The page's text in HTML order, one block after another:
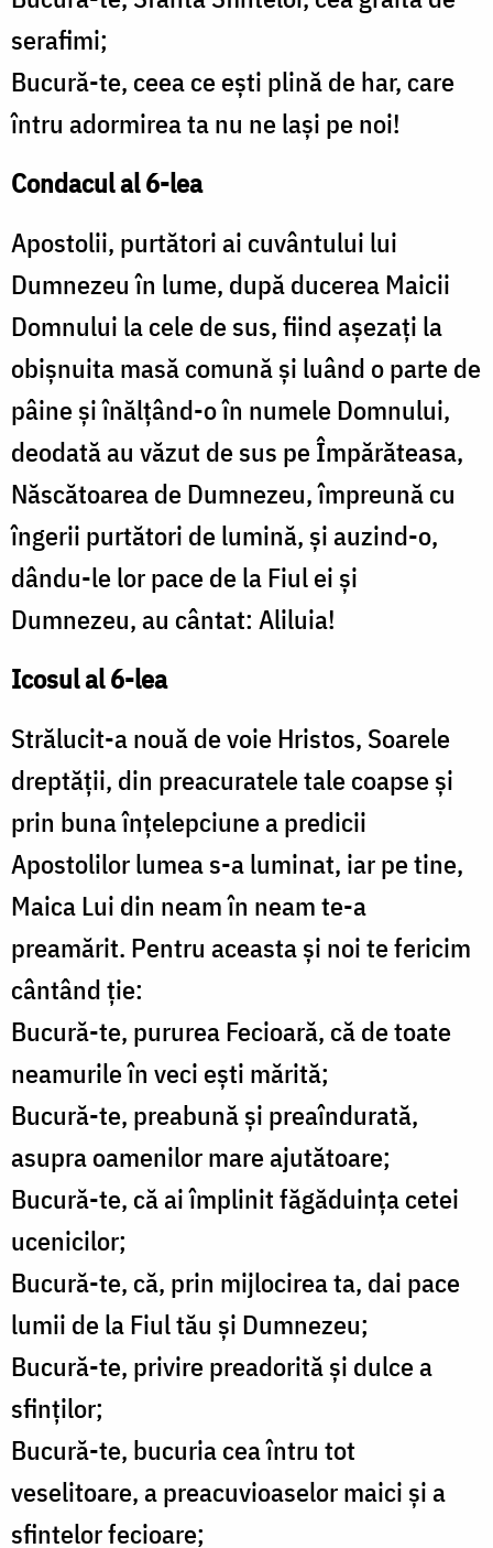
serafimi;
Bucură-te, ceea ce eşti plină de har, care
întru adormirea ta nu ne laşi pe noi!
Condacul al 6-lea
Apostolii, purtători ai cuvântului lui
Dumnezeu în lume, după ducerea Maicii
Domnului la cele de sus, fiind aşezaţi la
obişnuita masă comună şi luând o parte de
pâine şi înălţând-o în numele Domnului,
deodată au văzut de sus pe Împărăteasa,
Născătoarea de Dumnezeu, împreună cu
îngerii purtători de lumină, şi auzind-o,
dându-le lor pace de la Fiul ei şi
Dumnezeu, au cântat: Aliluia!
Icosul al 6-lea
Strălucit-a nouă de voie Hristos, Soarele
dreptăţii, din preacuratele tale coapse şi
prin buna înţelepciune a predicii
Apostolilor lumea s-a luminat, iar pe tine,
Maica Lui din neam în neam te-a
preamărit. Pentru aceasta şi noi te fericim
cântând ţie:
Bucură-te, pururea Fecioară, că de toate
neamurile în veci eşti mărită;
Bucură-te, preabună şi preaîndurată,
asupra oamenilor mare ajutătoare;
Bucură-te, că ai împlinit făgăduinţa cetei
ucenicilor;
Bucură-te, că, prin mijlocirea ta, dai pace
lumii de la Fiul tău şi Dumnezeu;
Bucură-te, privire preadorită şi dulce a
sfinţilor;
Bucură-te, bucuria cea întru tot
veselitoare, a preacuvioaselor maici şi a
sfintelor fecioare;